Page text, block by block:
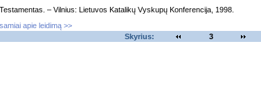
– Vilnius: Lietuvos Katalikų Vyskupų Konferencija, 1998.
apie leidimą >>
Skyrius: 3